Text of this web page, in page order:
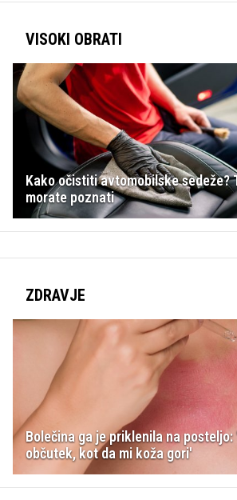
VISOKI OBRATI
Kako očistiti avtomobilske sedeže?
morate poznati
ZDRAVJE
Bolečina ga je priklenila na posteljo:
občutek, kot da mi koža gori'